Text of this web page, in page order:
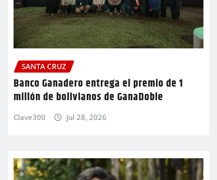
SANTA CRUZ
Banco Ganadero entrega el premio de 1
millón de bolivianos de GanaDoble
Clave300 Jul 28, 2026